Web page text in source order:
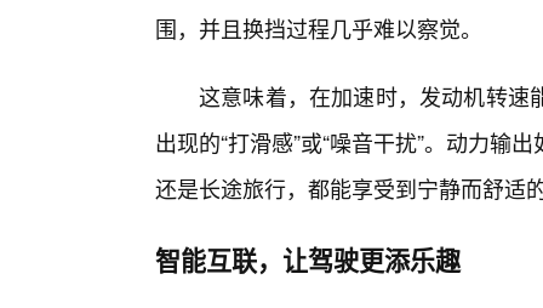
围，并且换挡过程几乎难以察觉。
这意味着，在加速时，发动机转速
出现的“打滑感”或“噪音干扰”。动力输
还是长途旅行，都能享受到宁静而舒适
智能互联，让驾驶更添乐趣